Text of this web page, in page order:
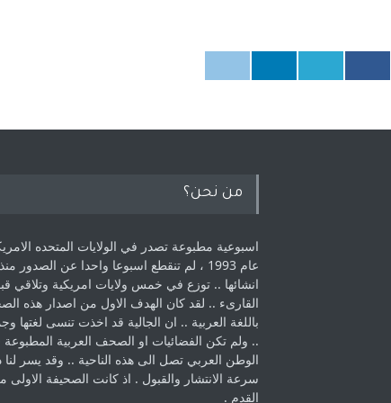
من نحن؟
اسبوعية مطبوعة تصدر في الولايات المتحده
عام 1993 ، لم ‏تنقطع اسبوعا واحدا عن الصدور منذ
انشائها .. توزع في خمس ولايات امريكية ‏وتلاقي
القارىء ..‏ لقد كان الهدف الاول من اصدار هذه
باللغة العربية .. ان الجالية قد اخذت ‏تنسى لغتها
.. ولم تكن الفضائيات او الصحف العربية
الوطن ‏العربي تصل الى هذه الناحية .. وقد يسر لنا
سرعة الانتشار والقبول . اذ كانت ‏الصحيفة
القدم . ‏